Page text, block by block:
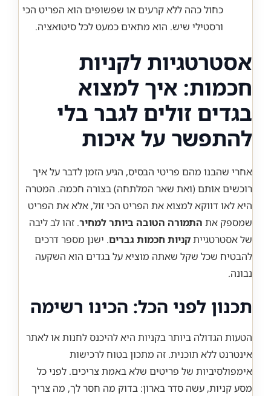
כחול כהה ללא קרעים או שפשופים הוא הפריט הכי
ורסטילי שיש. הוא מתאים כמעט לכל סיטואציה.
אסטרטגיות לקניות
חכמות: איך למצוא
בגדים זולים לגבר בלי
להתפשר על איכות
אחרי שהבנו מהם פריטי הבסיס, הגיע הזמן לדבר על איך
רוכשים אותם (ואת שאר המלתחה) בצורה חכמה. המטרה
היא לאו דווקא למצוא את הפריט הכי זול, אלא את הפריט
שמספק את התמורה הטובה ביותר למחיר. זהו לב ליבה
של אסטרטגייתקניות חכמות גברים. ישנן מספר דרכים
להבטיח שכל שקל שאתה מוציא על בגדים הוא השקעה
נבונה.
תכנון לפני הכל: הכינו רשימה
הטעות הגדולה ביותר בקניות היא להיכנס לחנות או לאתר
אינטרנט ללא תוכנית. זה מתכון בטוח לרכישות
אימפולסיביות של פריטים שלא באמת צריכים. לפני כל
מסע קניות, עשה סדר בארון: בדוק מה חסר לך, מה צריך